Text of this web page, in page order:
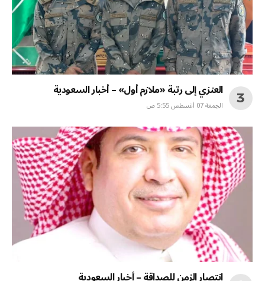
العنزي إلى رتبة «ملازم أول» – أخبار السعودية
الجمعة 07 أغسطس 5:55 ص